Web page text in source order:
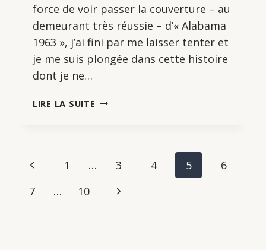
force de voir passer la couverture – au
demeurant très réussie – d’« Alabama
1963 », j’ai fini par me laisser tenter et
je me suis plongée dans cette histoire
dont je ne…
LIRE LA SUITE ALABAMA
ET
NIEMIEC
Page
navigation
Previous
Page
1 … 3 4 5
6
7
… 10
Next